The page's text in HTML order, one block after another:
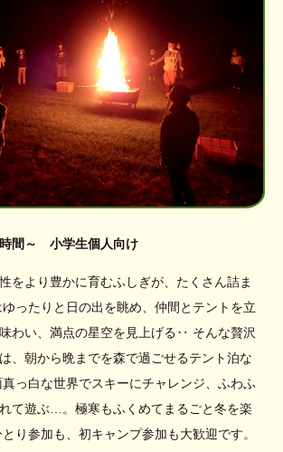
時間～ 小学生個人向け
をより豊かに育むふしぎが、たくさん詰ま
ったりと日の出を眺め、仲間とテントを立
わい、満点の星空を見上げる‥ そんな贅沢
、朝から晩までを森で過ごせるテント泊な
っ白な世界でスキーにチャレンジ、ふわふ
て遊ぶ…。極寒もふくめてまるごと冬を楽
り参加も、初キャンプ参加も大歓迎です。